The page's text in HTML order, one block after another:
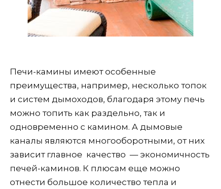
Печи-камины имеют особенные
преимущества, например, несколько топок
и систем дымоходов, благодаря этому печь
можно топить как раздельно, так и
одновременно с камином. А дымовые
каналы являются многооборотными, от них
зависит главное качество — экономичность
печей-каминов. К плюсам еще можно
отнести большое количество тепла и